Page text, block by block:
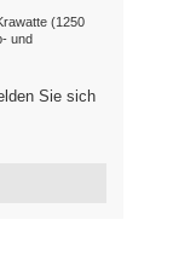
(1250
und
Sie sich